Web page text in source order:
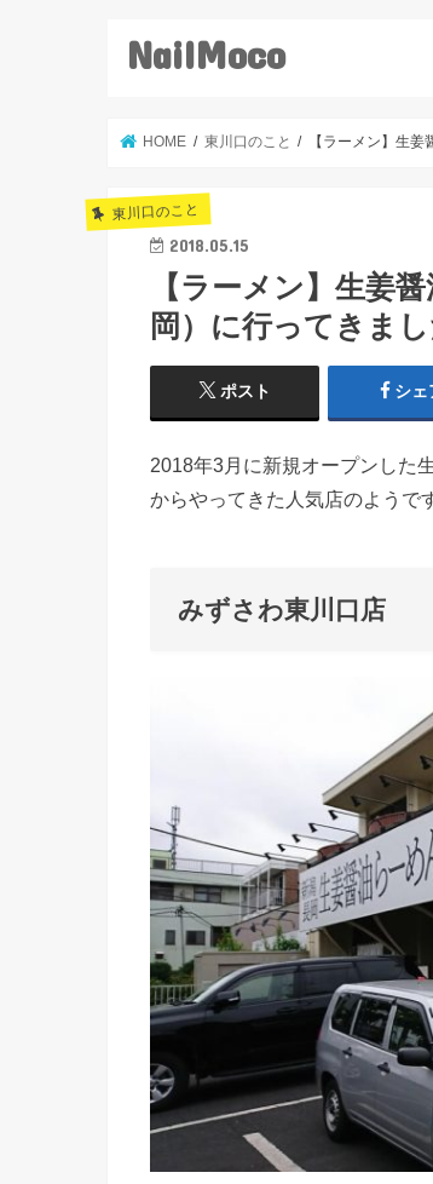
NailMoco
HOME 東川口のこと 【ラーメン】生
東川口のこと
2018.05.15
【ラーメン】生姜
岡）に行ってきまし
ポスト シェ
2018年3月に新規オープンした
からやってきた人気店のようで
みずさわ東川口店